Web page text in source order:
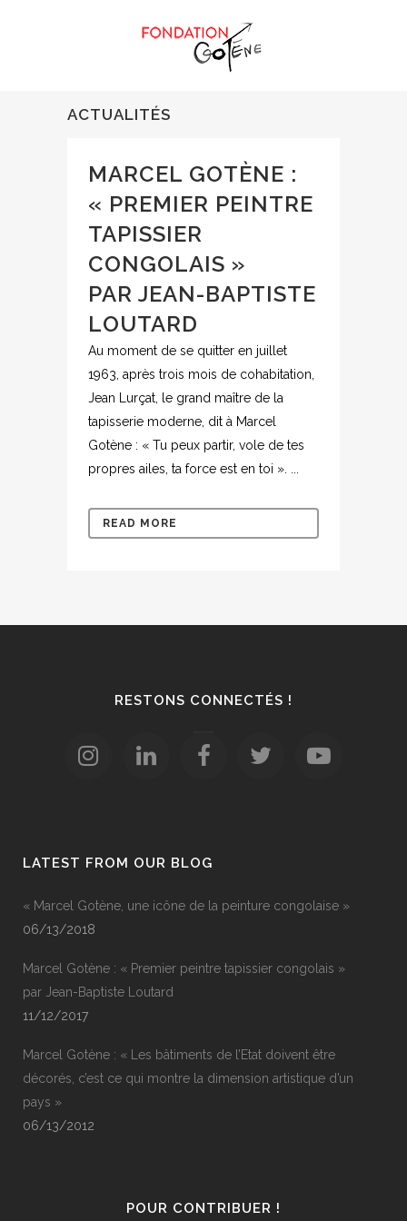
ACTUALITÉS
MARCEL GOTÈNE :
« PREMIER PEINTRE
TAPISSIER
CONGOLAIS »
PAR JEAN-BAPTISTE
LOUTARD
Au moment de se quitter en juillet
1963, après trois mois de cohabitation,
Jean Lurçat, le grand maître de la
tapisserie moderne, dit à Marcel
Gotène : « Tu peux partir, vole de tes
propres ailes, ta force est en toi ». ...
READ MORE
RESTONS CONNECTÉS !
LATEST FROM OUR BLOG
« Marcel Gotène, une icône de la peinture congolaise »
06/13/2018
Marcel Gotène : « Premier peintre tapissier congolais »
par Jean-Baptiste Loutard
11/12/2017
Marcel Gotène : « Les bâtiments de l’Etat doivent être
décorés, c’est ce qui montre la dimension artistique d’un
pays »
06/13/2012
POUR CONTRIBUER !